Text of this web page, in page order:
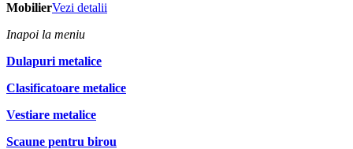
MobilierVezi detalii
Inapoi la meniu
Dulapuri metalice
Clasificatoare metalice
Vestiare metalice
Scaune pentru birou